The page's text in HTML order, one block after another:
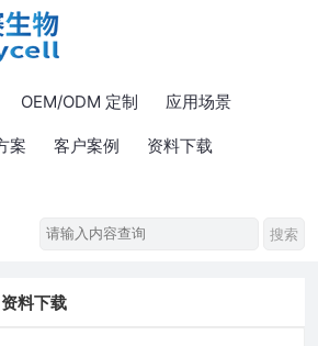
OEM/ODM 定制 应用场景
案 客户案例 资料下载
资料下载